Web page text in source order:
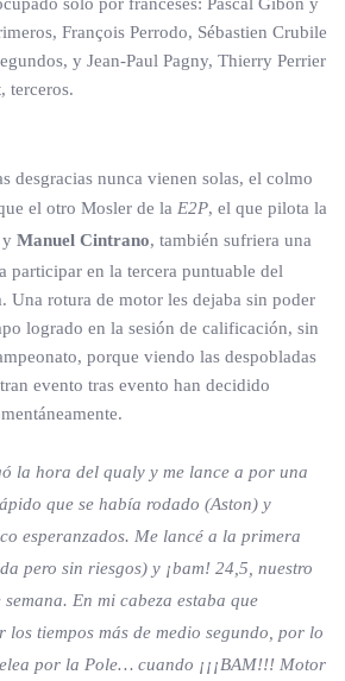
François Perrodo, Sébastien Crubile
y Jean-Paul Pagny, Thierry Perrier
terceros.
desgracias nunca vienen solas, el colmo
el otro Mosler de la E2P, el que pilota la
y Manuel Cintrano, también sufriera una
participar en la tercera puntuable del
Una rotura de motor les dejaba sin poder
logrado en la sesión de calificación, sin
porque viendo las despobladas
evento tras evento han decidido
la hora del qualy y me lance a por una
que se había rodado (Aston) y
esperanzados. Me lancé a la primera
pero sin riesgos) y ¡bam! 24,5, nuestro
En mi cabeza estaba que
tiempos más de medio segundo, por lo
por la Pole… cuando ¡¡¡BAM!!! Motor